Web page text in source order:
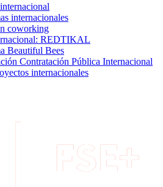
internacionales
coworking
REDTIKAL
Beautiful Bees
Contratación Pública Internacional
internacionales